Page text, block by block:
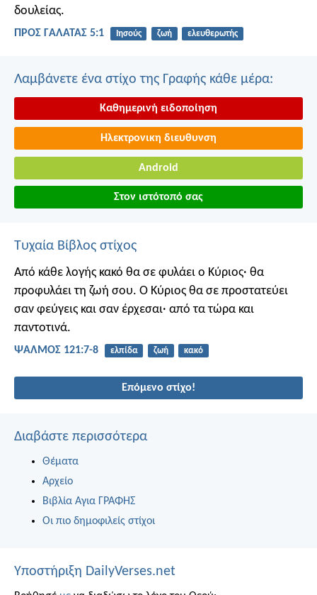
δουλείας.
ΠΡΟΣ ΓΑΛΑΤΑΣ 5:1 Ιησούς ζωή ελευθερωτής
Λαμβάνετε ένα στίχο της Γραφής κάθε μέρα:
Καθημερινή ειδοποίηση
Ηλεκτρονικη διευθυνση
Android
Στον ιστότοπό σας
Τυχαία Βίβλος στίχος
Από κάθε λογής κακό θα σε φυλάει ο Κύριος· θα
προφυλάει τη ζωή σου. Ο Κύριος θα σε προστατεύει
σαν φεύγεις και σαν έρχεσαι· από τα τώρα και
παντοτινά.
ΨΑΛΜΌΣ 121:7-8 ελπίδα ζωή κακό
Επόμενο στίχο!
Διαβάστε περισσότερα
Θέματα
Αρχείο
Βιβλία Αγια ΓΡΑΦΗΣ
Οι πιο δημοφιλείς στίχοι
Υποστήριξη DailyVerses.net